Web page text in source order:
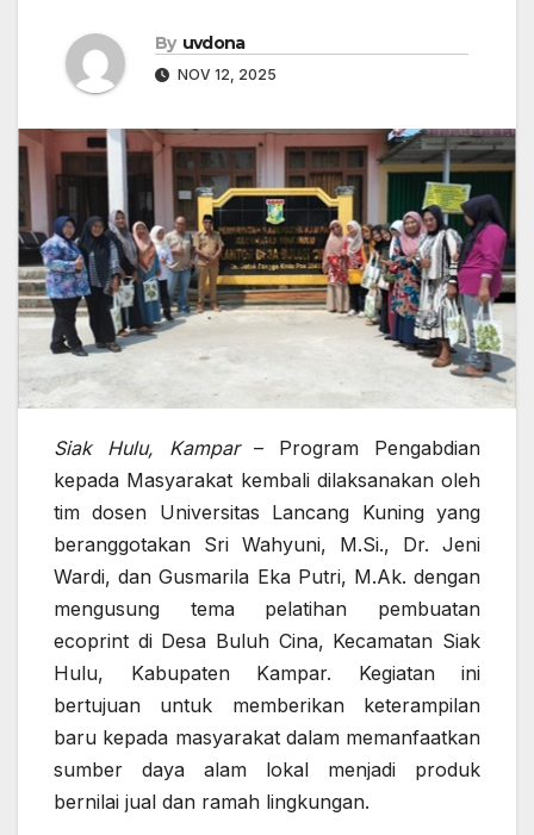
By uvdona
NOV 12, 2025
Siak Hulu, Kampar– Program Pengabdian
kepada Masyarakat kembali dilaksanakan oleh
tim dosen Universitas Lancang Kuning yang
beranggotakan Sri Wahyuni, M.Si., Dr. Jeni
Wardi, dan Gusmarila Eka Putri, M.Ak. dengan
mengusung tema pelatihan pembuatan
ecoprint di Desa Buluh Cina, Kecamatan Siak
Hulu, Kabupaten Kampar. Kegiatan ini
bertujuan untuk memberikan keterampilan
baru kepada masyarakat dalam memanfaatkan
sumber daya alam lokal menjadi produk
bernilai jual dan ramah lingkungan.